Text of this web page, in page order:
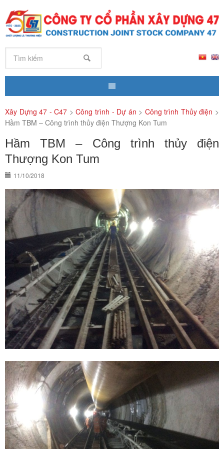
Xây Dựng 47 - C47 >Công trình - Dự án > Công trình Thủy điện >
Hầm TBM – Công trình thủy điện Thượng Kon Tum
Hầm TBM – Công trình thủy điện
Thượng Kon Tum
11/10/2018